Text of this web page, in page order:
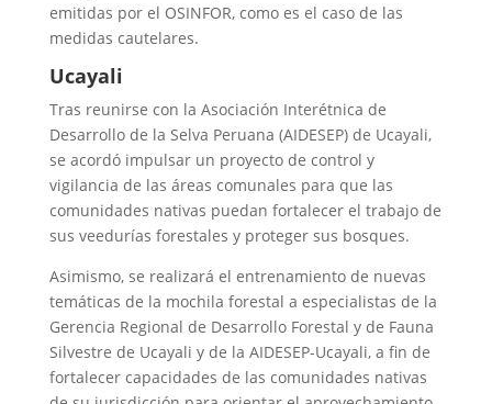
emitidas por el OSINFOR, como es el caso de las
medidas cautelares.
Ucayali
Tras reunirse con la Asociación Interétnica de
Desarrollo de la Selva Peruana (AIDESEP) de Ucayali,
se acordó impulsar un proyecto de control y
vigilancia de las áreas comunales para que las
comunidades nativas puedan fortalecer el trabajo de
sus veedurías forestales y proteger sus bosques.
Asimismo, se realizará el entrenamiento de nuevas
temáticas de la mochila forestal a especialistas de la
Gerencia Regional de Desarrollo Forestal y de Fauna
Silvestre de Ucayali y de la AIDESEP-Ucayali, a fin de
fortalecer capacidades de las comunidades nativas